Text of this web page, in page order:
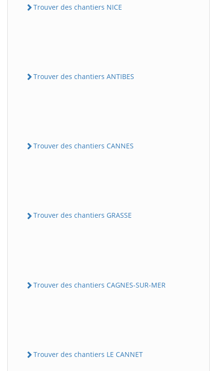
Trouver des chantiers NICE
Trouver des chantiers ANTIBES
Trouver des chantiers CANNES
Trouver des chantiers GRASSE
Trouver des chantiers CAGNES-SUR-MER
Trouver des chantiers LE CANNET